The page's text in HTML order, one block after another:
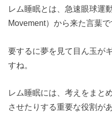
レム睡眠とは、急速眼球運
Movement）から来た言葉で
要するに夢を見て目ん玉が
すね。
レム睡眠には、考えをまと
させたりする重要な役割が